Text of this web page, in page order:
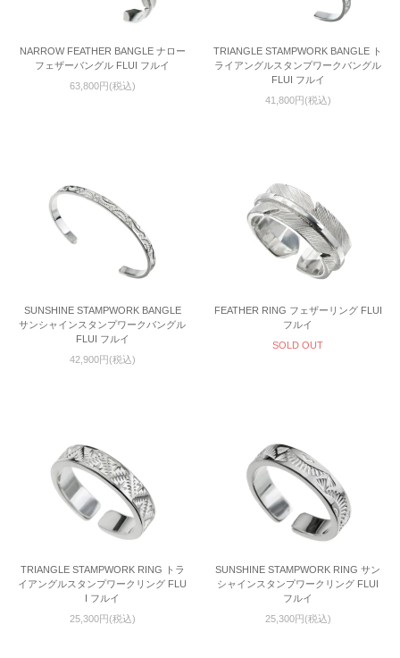
NARROW FEATHER BANGLE ナロー
フェザーバングル FLUI フルイ
63,800円(税込)
TRIANGLE STAMPWORK BANGLE ト
ライアングルスタンプワークバングル
FLUI フルイ
41,800円(税込)
SUNSHINE STAMPWORK BANGLE
サンシャインスタンプワークバングル
FLUI フルイ
42,900円(税込)
FEATHER RING フェザーリング FLUI
フルイ
SOLD OUT
TRIANGLE STAMPWORK RING トラ
イアングルスタンプワークリング FLU
I フルイ
25,300円(税込)
SUNSHINE STAMPWORK RING サン
シャインスタンプワークリング FLUI
フルイ
25,300円(税込)